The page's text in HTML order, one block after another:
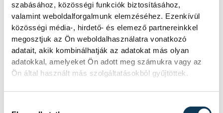
szabásához, közösségi funkciók biztosításához,
valamint weboldalforgalmunk elemzéséhez. Ezenkívül
közösségi média-, hirdető- és elemező partnereinkkel
megosztjuk az Ön weboldalhasználatra vonatkozó
adatait, akik kombinálhatják az adatokat más olyan
adatokkal, amelyeket Ön adott meg számukra vagy az
Ön által használt más szolgáltatásokból gyűjtöttek.
TOVÁBBI CIKKEK
KÖZÉLET
Albérlet Veszprémben
2026-ban: ennyit kérnek
ma egy átlagos lakásért